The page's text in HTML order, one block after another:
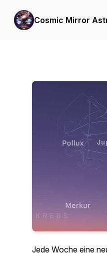
Cosmic Mirror
Jede Woche eine